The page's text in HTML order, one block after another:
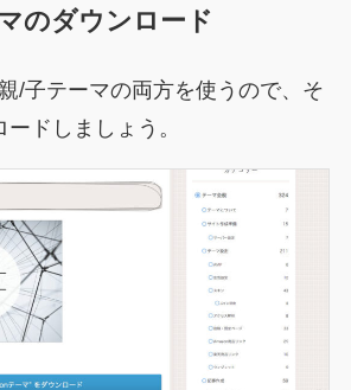
のダウンロード
/子テーマの両方を使うので、そ
ドしましょう。